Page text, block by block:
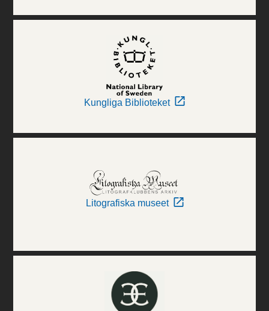
Kungliga Biblioteket
Litografiska museet